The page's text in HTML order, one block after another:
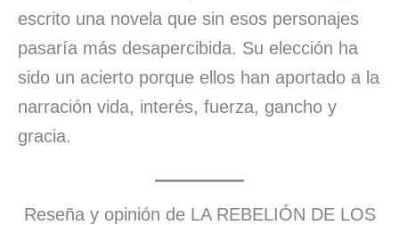
escrito una novela que sin esos personajes
pasaría más desapercibida. Su elección ha
sido un acierto porque ellos han aportado a la
narración vida, interés, fuerza, gancho y
gracia.
Reseña y opinión de LA REBELIÓN DE LOS